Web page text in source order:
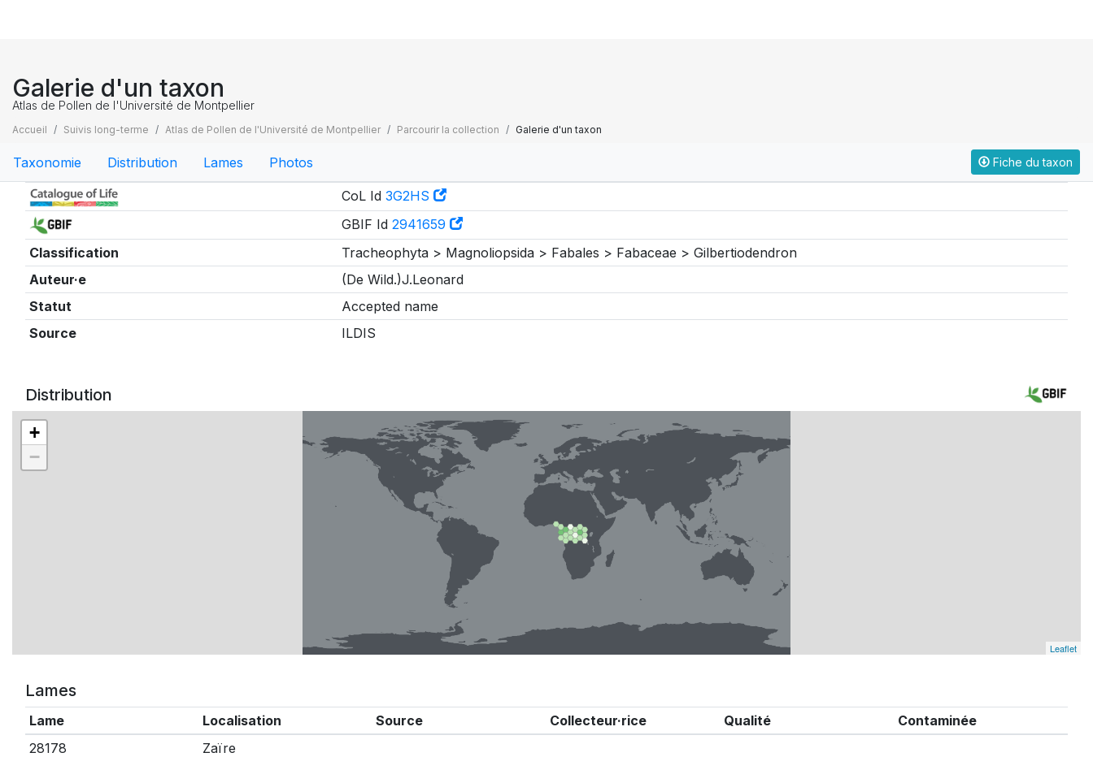
Galerie d'un taxon
Atlas de Pollen de l'Université de Montpellier
Accueil Suivis long-terme Atlas de Pollen de l'Université de Montpellier Parcourir la collection Galerie d'un taxon
Taxonomie Distribution Lames Photos Fiche du taxon
Taxonomie
CoL Id 3G2HS
GBIF Id 2941659
Classification
Tracheophyta > Magnoliopsida > Fabales > Fabaceae > Gilbertiodendron
Auteur·e
(De Wild.)J.Leonard
Statut
Accepted name
Source
ILDIS
Distribution
+
−
Leaflet
Lames
Lame Localisation Source Collecteur·rice Qualité
Contaminée
28178
Zaïre